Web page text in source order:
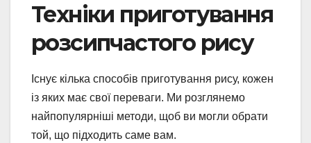
Техніки приготування
розсипчастого рису
Існує кілька способів приготування рису, кожен
із яких має свої переваги. Ми розглянемо
найпопулярніші методи, щоб ви могли обрати
той, що підходить саме вам.